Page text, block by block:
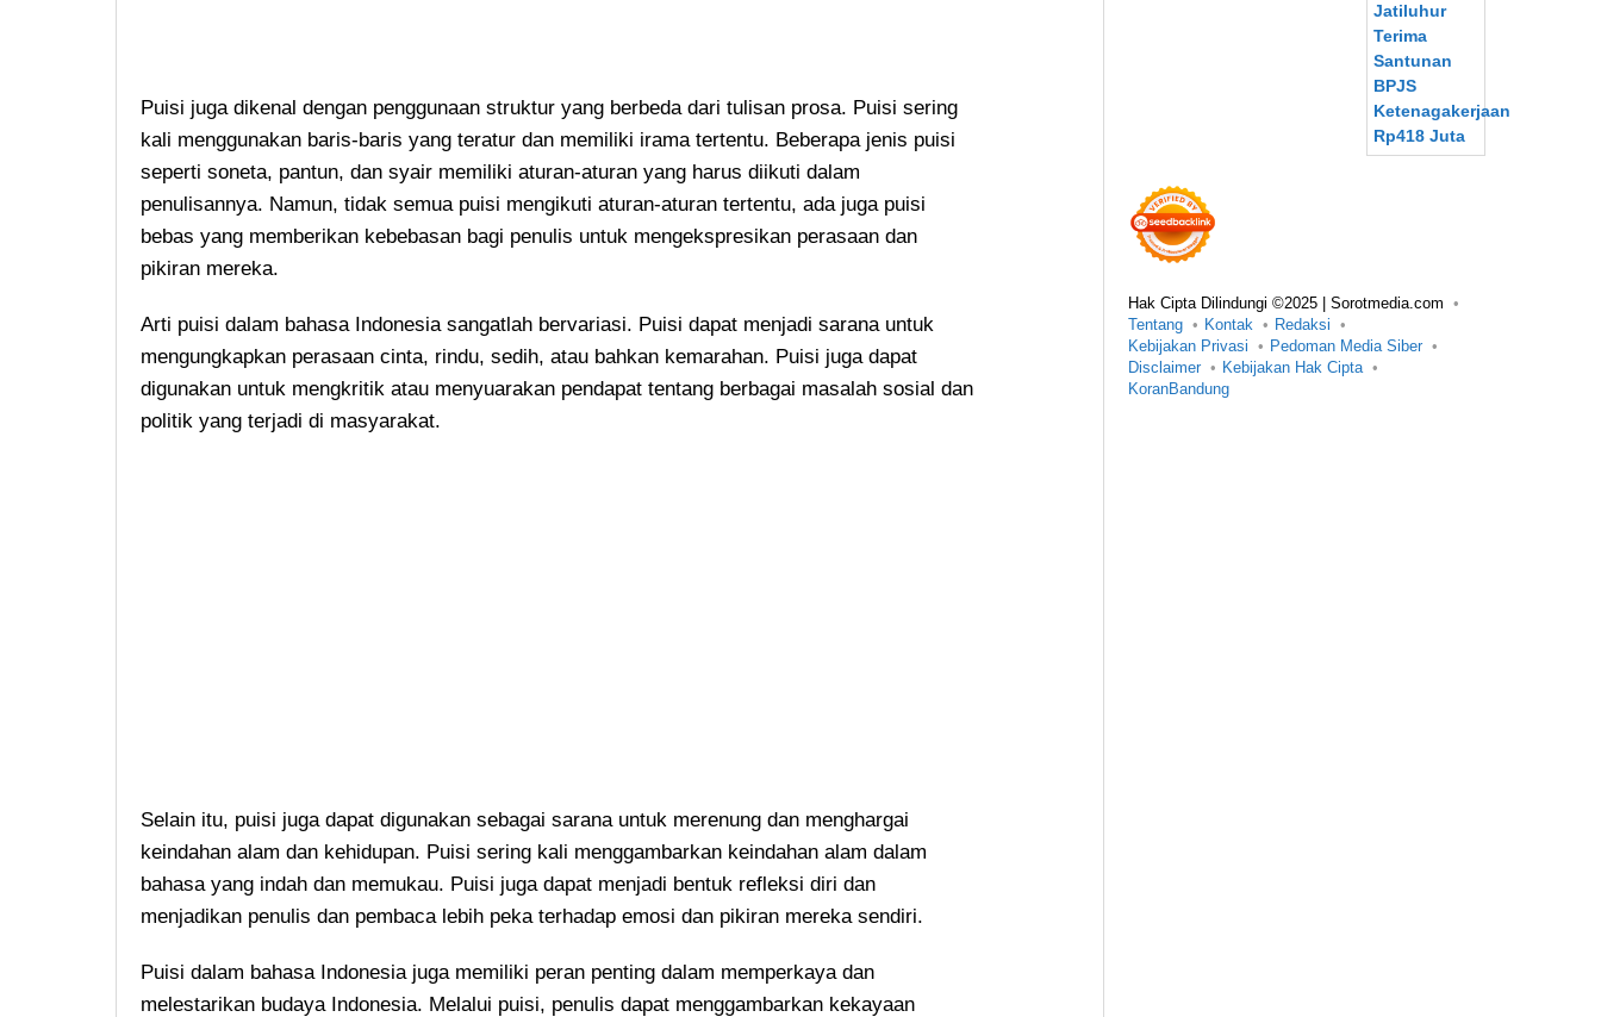
Puisi juga dikenal dengan penggunaan struktur yang berbeda dari tulisan prosa. Puisi sering
kali menggunakan baris-baris yang teratur dan memiliki irama tertentu. Beberapa jenis puisi
seperti soneta, pantun, dan syair memiliki aturan-aturan yang harus diikuti dalam
penulisannya. Namun, tidak semua puisi mengikuti aturan-aturan tertentu, ada juga puisi
bebas yang memberikan kebebasan bagi penulis untuk mengekspresikan perasaan dan
pikiran mereka.
Arti puisi dalam bahasa Indonesia sangatlah bervariasi. Puisi dapat menjadi sarana untuk
mengungkapkan perasaan cinta, rindu, sedih, atau bahkan kemarahan. Puisi juga dapat
digunakan untuk mengkritik atau menyuarakan pendapat tentang berbagai masalah sosial dan
politik yang terjadi di masyarakat.
Selain itu, puisi juga dapat digunakan sebagai sarana untuk merenung dan menghargai
keindahan alam dan kehidupan. Puisi sering kali menggambarkan keindahan alam dalam
bahasa yang indah dan memukau. Puisi juga dapat menjadi bentuk refleksi diri dan
menjadikan penulis dan pembaca lebih peka terhadap emosi dan pikiran mereka sendiri.
Puisi dalam bahasa Indonesia juga memiliki peran penting dalam memperkaya dan
melestarikan budaya Indonesia. Melalui puisi, penulis dapat menggambarkan kekayaan
Hak Cipta Dilindungi ©2025 | Sorotmedia.com
Tentang
Kontak
Redaksi
Kebijakan Privasi
Pedoman Media Siber
Disclaimer
Kebijakan Hak Cipta
KoranBandung